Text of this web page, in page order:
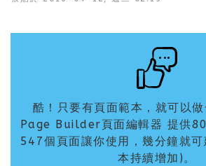
酷！只要有頁面範本，就可以
Page Builder頁面編輯器 提供80
547個頁面讓你使用，幾分鐘就
本持續增加)。